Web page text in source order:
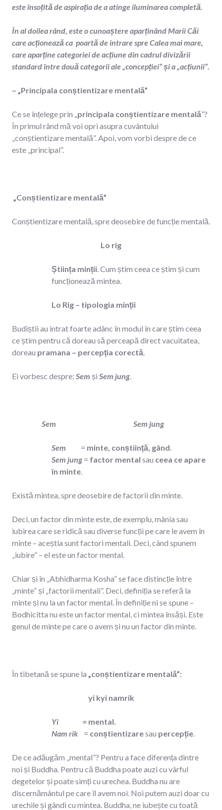
este însoțită de aspirația de a atinge iluminarea completă.
În al doilea rând, este o cunoaștere aparținând Marii Căi
care acționează ca poartă de intrare spre Calea mai mare,
care aparține categoriei de acțiune din cadrul divizării
standard între două categorii ale „concepției” și a „acțiunii”.
– „Principala conștientizare mentală”
Ce se înțelege prin „principala conștientizare mentală”?
În primul rând mă voi opri asupra cuvântului
„conștientizare mentală”. Apoi, vom vorbi despre de ce
este „principal”.
„Conștientizare mentală”
Conștientizare mentală, spre deosebire de funcție mentală.
Lo rig
Știința minții. Cum știm ceea ce știm și cum
funcționează mintea.
Lo Rig – tipologia minții
Budiștii au intrat foarte adânc în modul în care știm ceea
ce știm pentru că doreau să perceapă direct vacuitatea,
doreau pramana – percepția corectă.
Ei vorbesc despre: Sem și Sem jung.
Sem Sem jung
Sem = minte, conștiință, gând.
Sem jung = factor mental sau ceea ce apare
în minte.
Există mintea, spre deosebire de factorii din minte.
Deci, un factor din minte este, de exemplu, mânia sau
iubirea care se ridică sau diverse funcții pe care le avem în
minte – aceștia sunt factori mentali. Deci, când spunem
„iubire” – el este un factor mental.
Chiar și în „Abhidharma Kosha” se face distincție între
„minte” și „factorii mentali”. Deci, definiția se referă la
minte și nu la un factor mental. În definiție ni se spune –
Bodhicitta nu este un factor mental, ci mintea însăși. Este
genul de minte pe care o avem și nu un factor din minte.
În tibetană se spune la „conștientizare mentală”:
yi kyi namrik
Yi = mental.
Nam rik = conștientizaresau percepție.
De ce adăugăm „mental”? Pentru a face diferența dintre
noi și Buddha. Pentru că Buddha poate auzi cu vârful
degetelor și poate simți cu urechea. Buddha nu are
discernământul pe care îl avem noi. Noi putem auzi doar cu
urechile și gândi cu mintea. Buddha, ne iubește cu toată